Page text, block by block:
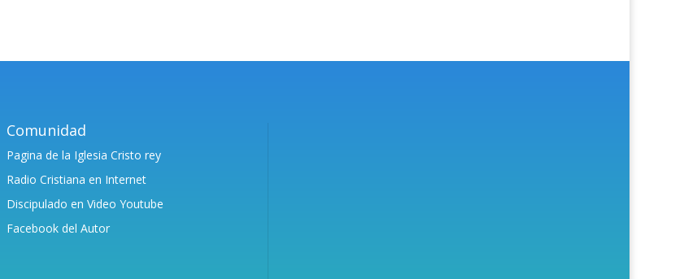
Comunidad
Pagina de la Iglesia Cristo rey
Radio Cristiana en Internet
Discipulado en Video Youtube
Facebook del Autor